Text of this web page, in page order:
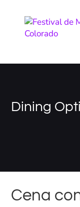
Dining
Cena